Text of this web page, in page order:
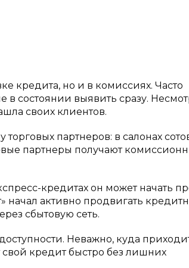
кредита, но и в комиссиях. Часто
в состоянии выявить сразу.
своих клиентов.
партнеров: в салонах
партнеры получают
кредитах он может начать
начал активно продвигать
сбытовую сеть.
Неважно, куда
свой кредит быстро без лишних